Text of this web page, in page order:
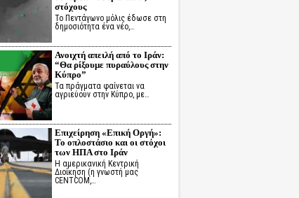
στόχους
Το Πεντάγωνο μόλις έδωσε στη
δημοσιότητα ένα νέο,…
Ανοιχτή απειλή από το Ιράν:
“Θα ρίξουμε πυραύλους στην
Κύπρο”
Τα πράγματα φαίνεται να
αγριεύουν στην Κύπρο, με…
Επιχείρηση «Επική Οργή»:
Το οπλοστάσιο και οι στόχοι
των ΗΠΑ στο Ιράν
Η αμερικανική Κεντρική
Διοίκηση (η γνωστή μας
CENTCOM,…